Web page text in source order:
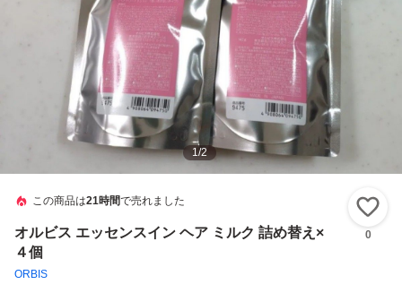
1/2
この商品は21時間で売れました
オルビス エッセンスイン ヘア ミルク 詰め替え×
４個
ORBIS
0